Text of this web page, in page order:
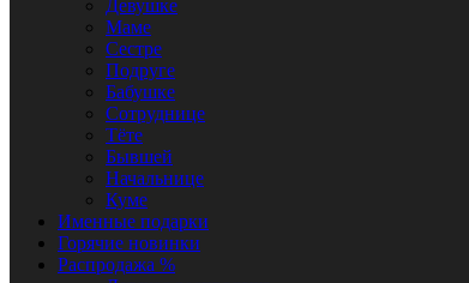
Девушке
Маме
Сестре
Подруге
Бабушке
Сотруднице
Тёте
Бывшей
Начальнице
Куме
Именные подарки
Горячие новинки
Распродажа %